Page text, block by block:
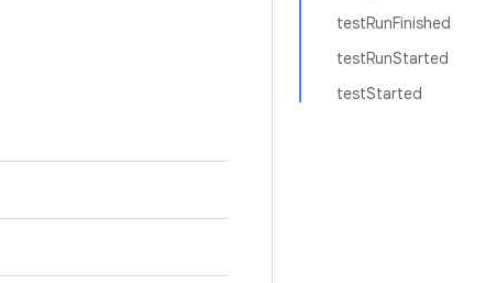
testRunFinished
testRunStarted
testStarted